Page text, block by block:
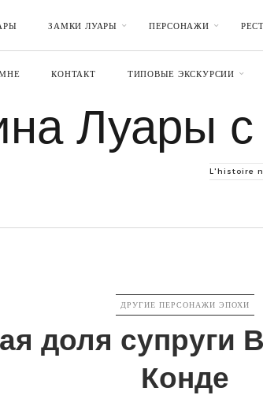
ЗАМКИ ЛУАРЫ ПЕРСОНАЖИ
КОНТАКТ ТИПОВЫЕ ЭКСКУРСИИ
Луары
L'histoire
CATEGORIES
ДРУГИЕ ПЕРСОНАЖИ ЭПОХИ
доля супруги
Конде